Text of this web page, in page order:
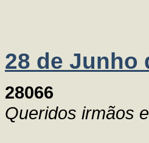
28 de Junho
28066
Queridos irmãos